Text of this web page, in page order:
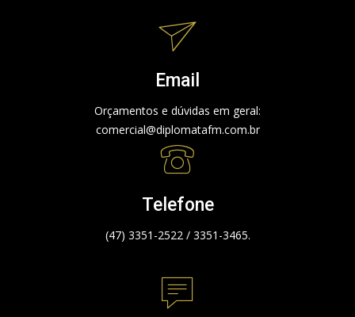
Email
Orçamentos e dúvidas em geral:
comercial@diplomatafm.com.br
Telefone
(47) 3351-2522 / 3351-3465.